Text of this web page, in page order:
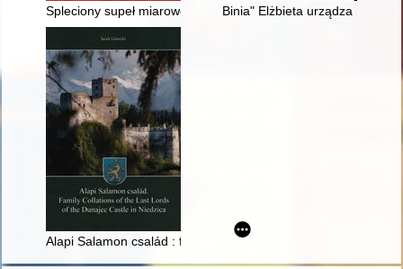
Spleciony supeł miarowo / Drga na poprzecznej belce / Nad
Binia" Elżbieta urządza na
Alapi Salamon család : family collations of the last lords of